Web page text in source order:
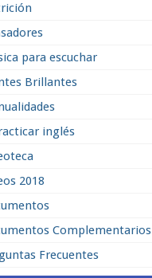
para escuchar
Brillantes
inglés
2018
Complementarios
Frecuentes